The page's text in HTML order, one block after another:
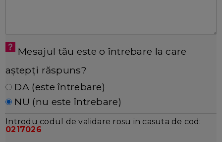
Mesajul tău este o întrebare la care
aștepți răspuns?
DA (este întrebare)
NU (nu este întrebare)
Introdu codul de validare rosu in casuta de cod:
0217026